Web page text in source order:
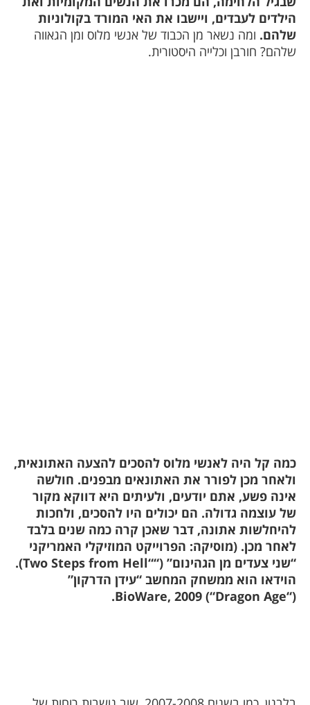
הילדים לעבדים, ויישבו את האי המורד בקולוניות
שלהם.ומה נשאר מן הכבוד של אנשי מלוס ומן הגאווה
שלהם? חורבן וכלייה היסטורית.
כמה קל היה לאנשי מלוס להסכים להצעה האתונאית,
ולאחר מכן לפורר את האתונאים מבפנים. חולשה
אינה פשע, אתם יודעים, ולעיתים היא דווקא מקור
של עוצמה גדולה. הם יכולים היו להסכים, ולחכות
להיחלשות אתונה, דבר שאכן קרה כמה שנים בלבד
לאחר מכן. (מוסיקה: הפרוייקט המוזיקלי האמריקני
“שני צעדים מן הגהינום” (““Two Steps from Hell
).
הוידאו הוא ממשחק המחשב “עידן הדרקון”
(“
Dragon Age
“)
BioWare, 2009.